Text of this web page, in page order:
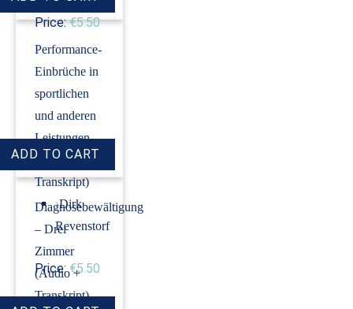
Price: €5.50
Performance-
Einbrüche in
sportlichen
und anderen
Leistungen
(Audio +
Transkript)
›Dirk
Revenstorf
Price: €5.50
Diagnosebewältigung
– Drei
Zimmer
(Audio +
Transkript)